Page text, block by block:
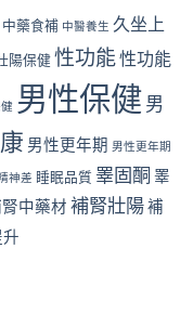
中藥食補 中醫養生 久坐上
陽保健性功能性功能
男性保健男
男性更年期 男性更年期
神差 睡眠品質 睪固酮 睪
中藥材 補腎壯陽補